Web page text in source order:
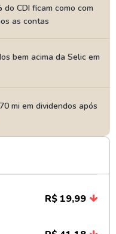
do CDI ficam como com
as contas
bem acima da Selic em
mi em dividendos após
R$ 19,99